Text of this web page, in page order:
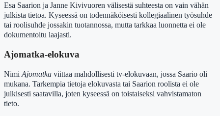
Esa Saarion ja Janne Kivivuoren välisestä suhteesta on vain vähän
julkista tietoa. Kyseessä on todennäköisesti kollegiaalinen työsuhde
tai roolisuhde jossakin tuotannossa, mutta tarkkaa luonnetta ei ole
dokumentoitu laajasti.
Ajomatka-elokuva
NimiAjomatka viittaa mahdollisesti tv-elokuvaan, jossa Saario oli
mukana. Tarkempia tietoja elokuvasta tai Saarion roolista ei ole
julkisesti saatavilla, joten kyseessä on toistaiseksi vahvistamaton
tieto.